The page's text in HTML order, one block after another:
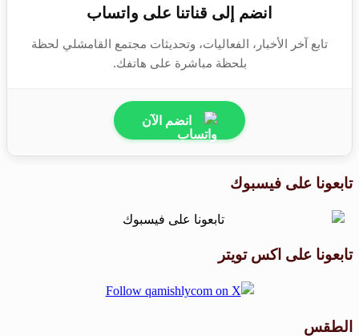
انضم إلى قناتنا على واتساب
تابع آخر الأخبار، الفعاليات، وتحديثات مجتمع القامشلي لحظة
بلحظة مباشرة على هاتفك.
انضم الآن
تابعونا على فيسبوك
تابعونا على اكس تويتر
الطقس